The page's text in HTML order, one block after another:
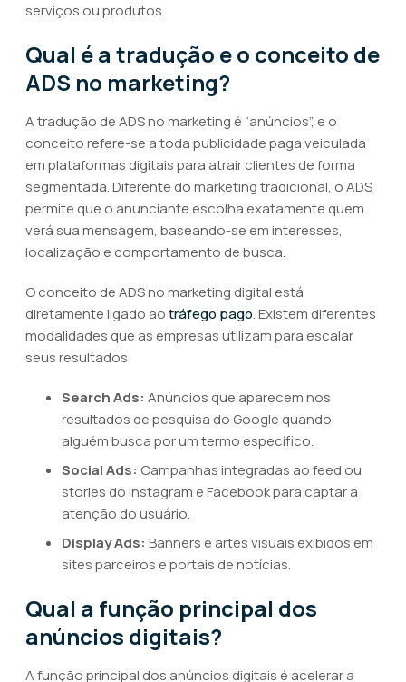
serviços ou produtos.
Qual é a tradução e o conceito de
ADS no marketing?
A tradução de ADS no marketing é “anúncios”, e o
conceito refere-se a toda publicidade paga veiculada
em plataformas digitais para atrair clientes de forma
segmentada. Diferente do marketing tradicional, o ADS
permite que o anunciante escolha exatamente quem
verá sua mensagem, baseando-se em interesses,
localização e comportamento de busca.
O conceito de ADS no marketing digital está
diretamente ligado aotráfego pago. Existem diferentes
modalidades que as empresas utilizam para escalar
seus resultados:
Search Ads: Anúncios que aparecem nos
resultados de pesquisa do Google quando
alguém busca por um termo específico.
Social Ads: Campanhas integradas ao feed ou
stories do Instagram e Facebook para captar a
atenção do usuário.
Display Ads: Banners e artes visuais exibidos em
sites parceiros e portais de notícias.
Qual a função principal dos
anúncios digitais?
A função principal dos anúncios digitais é acelerar a